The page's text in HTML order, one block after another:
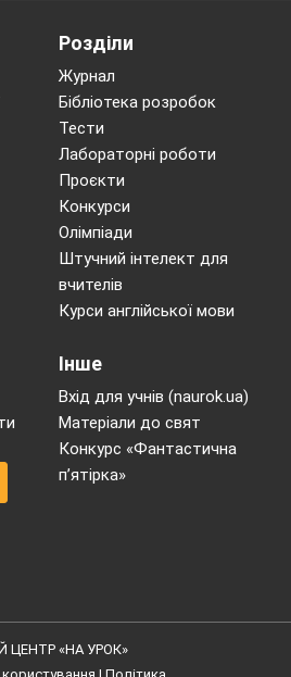
Розділи
Журнал
Бібліотека розробок
Тести
Лабораторні роботи
Проєкти
Конкурси
Олімпіади
Штучний інтелект для
вчителів
Курси англійської мови
Інше
Вхід для учнів (naurok.ua)
Матеріали до свят
Конкурс «Фантастична
п’ятірка»
ЦЕНТР «НА УРОК»